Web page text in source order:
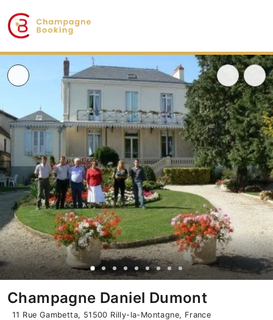
Champagne Daniel Dumont
11 Rue Gambetta, 51500 Rilly-la-Montagne, France